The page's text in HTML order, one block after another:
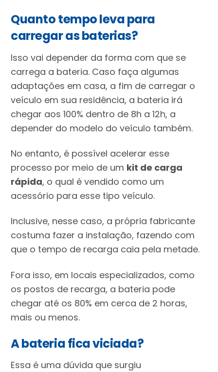
Quanto tempo leva para
carregar as baterias?
Isso vai depender da forma com que se
carrega a bateria. Caso faça algumas
adaptações em casa, a fim de carregar o
veículo em sua residência, a bateria irá
chegar aos 100% dentro de 8h a 12h, a
depender do modelo do veículo também.
No entanto, é possível acelerar esse
processo por meio de um kit de carga
rápida, o qual é vendido como um
acessório para esse tipo veículo.
Inclusive, nesse caso, a própria fabricante
costuma fazer a instalação, fazendo com
que o tempo de recarga caia pela metade.
Fora isso, em locais especializados, como
os postos de recarga, a bateria pode
chegar até os 80% em cerca de 2 horas,
mais ou menos.
A bateria fica viciada?
Essa é uma dúvida que surgiu